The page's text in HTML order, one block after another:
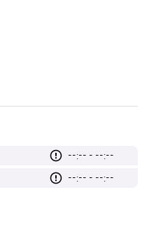
--:-- - --:--
--:-- - --:--